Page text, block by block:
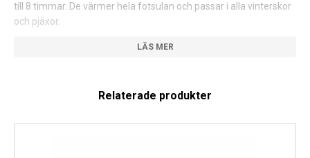
till 8 timmar. De värmer hela fotsulan och passar i alla vinterskor
och pjäxor.
minuter på aktivering och placera sedan sulorna i skorna. Efter
Relaterade produkter